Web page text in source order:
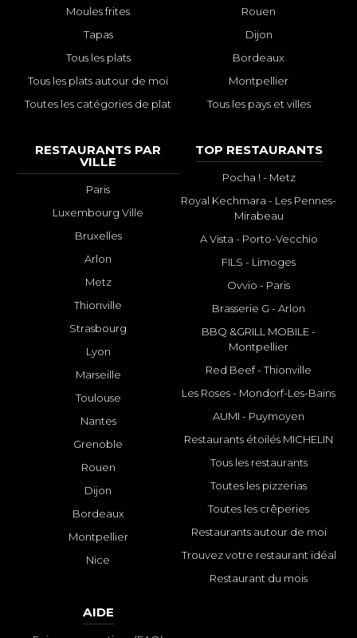
Moules frites
Tapas
Tous les plats
Tous les plats autour de moi
Toutes les catégories de plat
Rouen
Dijon
Bordeaux
Montpellier
Tous les pays et villes
RESTAURANTS PAR
VILLE
Paris
Luxembourg Ville
Bruxelles
Arlon
Metz
Thionville
Strasbourg
Lyon
Marseille
Toulouse
Nantes
Grenoble
Rouen
Dijon
Bordeaux
Montpellier
Nice
TOP RESTAURANTS
Pocha ! - Metz
Royal Kechmara - Les Pennes-
Mirabeau
A Vista - Porto-Vecchio
FILS - Limoges
Ovvio - Paris
Brasserie G - Arlon
BBQ &GRILL MOBILE -
Montpellier
Red Beef - Thionville
Les Roses - Mondorf-Les-Bains
AUMI - Puymoyen
Restaurants étoilés MICHELIN
Tous les restaurants
Toutes les pizzerias
Toutes les crêperies
Restaurants autour de moi
Trouvez votre restaurant idéal
Restaurant du mois
AIDE